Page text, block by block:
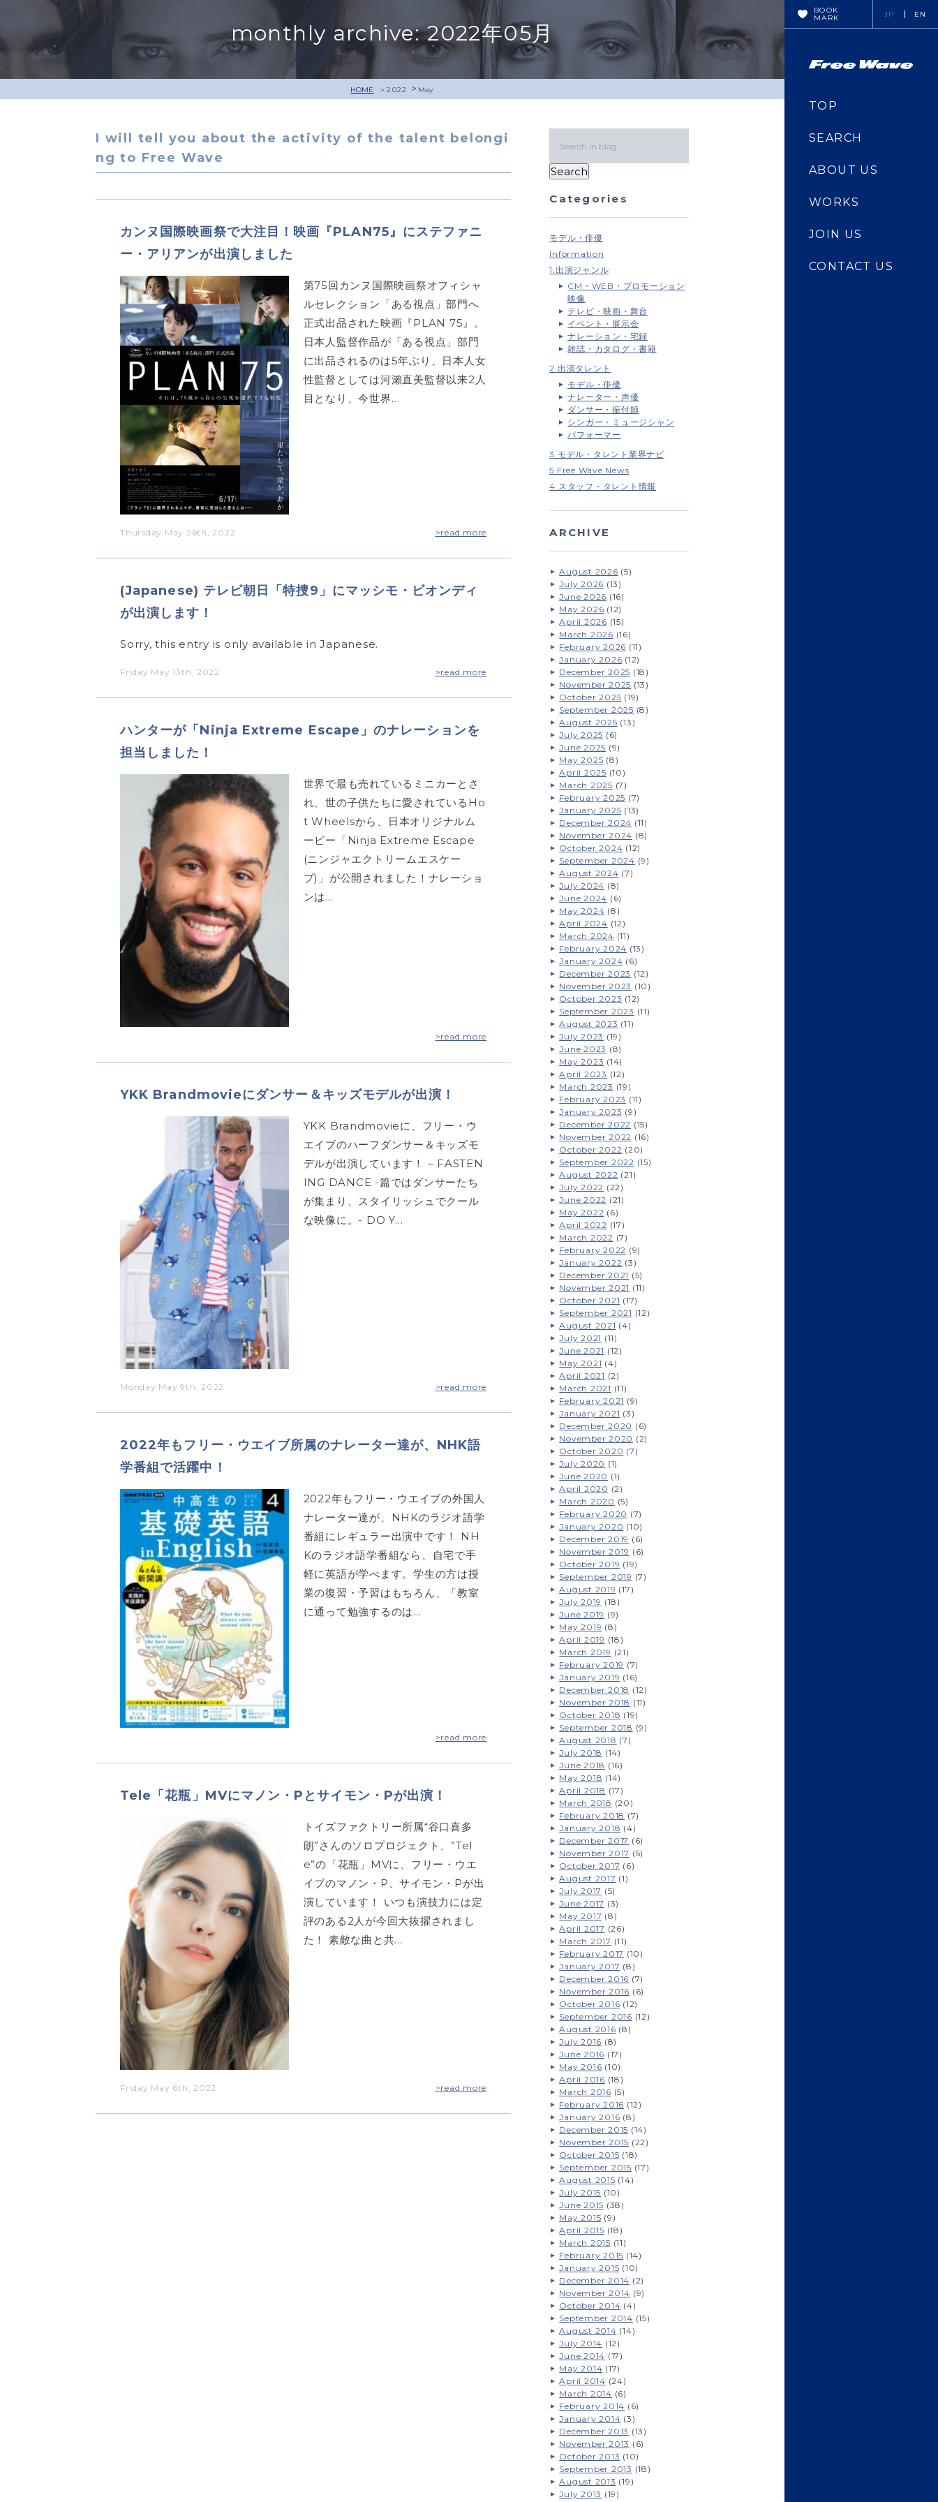
monthly archive: 2022年05月
HOME 2022 > May
I will tell you about the activity of the talent belongi
ng to Free Wave
カンヌ国際映画祭で大注目！映画『PLAN75』にステファニ
ー・アリアンが出演しました
Thursday May 26th, 2022
第75回カンヌ国際映画祭オフィシャ
ルセレクション「ある視点」部門へ
正式出品された映画『PLAN 75』。
日本人監督作品が「ある視点」部門
に出品されるのは5年ぶり、日本人女
性監督としては河瀨直美監督以来2人
目となり、今世界…
>read more
(Japanese) テレビ朝日「特捜9」にマッシモ・ビオンディ
が出演します！
Friday May 13th, 2022
Sorry, this entry is only available in Japanese.
>read more
ハンターが「Ninja Extreme Escape」のナレーションを
担当しました！
世界で最も売れているミニカーとさ
れ、世の子供たちに愛されているHo
t Wheelsから、日本オリジナルム
ービー「Ninja Extreme Escape
(ニンジャエクトリームエスケー
プ)」が公開されました！ナレーショ
ンは…
>read more
YKK Brandmovieにダンサー＆キッズモデルが出演！
Monday May 9th, 2022
YKK Brandmovieに、フリー・ウ
エイブのハーフダンサー＆キッズモ
デルが出演しています！ – FASTEN
ING DANCE -篇ではダンサーたち
が集まり、スタイリッシュでクール
な映像に。- DO Y…
>read more
2022年もフリー・ウエイブ所属のナレーター達が、NHK語
学番組で活躍中！
2022年もフリー・ウエイブの外国人
ナレーター達が、NHKのラジオ語学
番組にレギュラー出演中です！ NH
Kのラジオ語学番組なら、自宅で手
軽に英語が学べます。学生の方は授
業の復習・予習はもちろん、「教室
に通って勉強するのは…
>read more
Tele「花瓶」MVにマノン・Pとサイモン・Pが出演！
Friday May 6th, 2022
トイズファクトリー所属“谷口喜多
朗”さんのソロプロジェクト、”Tel
e”の「花瓶」MVに、フリー・ウエ
イブのマノン・P、サイモン・Pが出
演しています！ いつも演技力には定
評のある2人が今回大抜擢されまし
た！ 素敵な曲と共…
>read more
Categories
モデル・俳優
Information
1.出演ジャンル
CM・WEB・プロモーション
映像
テレビ・映画・舞台
イベント・展示会
ナレーション・宅録
雑誌・カタログ・書籍
2.出演タレント
モデル・俳優
ナレーター・声優
ダンサー・振付師
シンガー・ミュージシャン
パフォーマー
3.モデル・タレント業界ナビ
5.Free Wave News
4.スタッフ・タレント情報
ARCHIVE
August 2026 (5)
July 2026 (13)
June 2026 (16)
May 2026 (12)
April 2026 (15)
March 2026 (16)
February 2026 (11)
January 2026 (12)
December 2025 (18)
November 2025 (13)
October 2025 (19)
September 2025 (8)
August 2025 (13)
July 2025 (6)
June 2025 (9)
May 2025 (8)
April 2025 (10)
March 2025 (7)
February 2025 (7)
January 2025 (13)
December 2024 (11)
November 2024 (8)
October 2024 (12)
September 2024 (9)
August 2024 (7)
July 2024 (8)
June 2024 (6)
May 2024 (8)
April 2024 (12)
March 2024 (11)
February 2024 (13)
January 2024 (6)
December 2023 (12)
November 2023 (10)
October 2023 (12)
September 2023 (11)
August 2023 (11)
July 2023 (19)
June 2023 (8)
May 2023 (14)
April 2023 (12)
March 2023 (19)
February 2023 (11)
January 2023 (9)
December 2022 (15)
November 2022 (16)
October 2022 (20)
September 2022 (15)
August 2022 (21)
July 2022 (22)
June 2022 (21)
May 2022 (6)
April 2022 (17)
March 2022 (7)
February 2022 (9)
January 2022 (3)
December 2021 (5)
November 2021 (11)
October 2021 (17)
September 2021 (12)
August 2021 (4)
July 2021 (11)
June 2021 (12)
May 2021 (4)
April 2021 (2)
March 2021 (11)
February 2021 (9)
January 2021 (3)
December 2020 (6)
November 2020 (2)
October 2020 (7)
July 2020 (1)
June 2020 (1)
April 2020 (2)
March 2020 (5)
February 2020 (7)
January 2020 (10)
December 2019 (6)
November 2019 (6)
October 2019 (19)
September 2019 (7)
August 2019 (17)
July 2019 (18)
June 2019 (9)
May 2019 (8)
April 2019 (18)
March 2019 (21)
February 2019 (7)
January 2019 (16)
December 2018 (12)
November 2018 (11)
October 2018 (19)
September 2018 (9)
August 2018 (7)
July 2018 (14)
June 2018 (16)
May 2018 (14)
April 2018 (17)
March 2018 (20)
February 2018 (7)
January 2018 (4)
December 2017 (6)
November 2017 (5)
October 2017 (6)
August 2017 (1)
July 2017 (5)
June 2017 (3)
May 2017 (8)
April 2017 (26)
March 2017 (11)
February 2017 (10)
January 2017 (8)
December 2016 (7)
November 2016 (6)
October 2016 (12)
September 2016 (12)
August 2016 (8)
July 2016 (8)
June 2016 (17)
May 2016 (10)
April 2016 (18)
March 2016 (5)
February 2016 (12)
January 2016 (8)
December 2015 (14)
November 2015 (22)
October 2015 (18)
September 2015 (17)
August 2015 (14)
July 2015 (10)
June 2015 (38)
May 2015 (9)
April 2015 (18)
March 2015 (11)
February 2015 (14)
January 2015 (10)
December 2014 (2)
November 2014 (9)
October 2014 (4)
September 2014 (15)
August 2014 (14)
July 2014 (12)
June 2014 (17)
May 2014 (17)
April 2014 (24)
March 2014 (6)
February 2014 (6)
January 2014 (3)
December 2013 (13)
November 2013 (6)
October 2013 (10)
September 2013 (18)
August 2013 (19)
July 2013 (19)
BOOK
MARK
JP EN
TOP
SEARCH
ABOUT US
WORKS
JOIN US
CONTACT US